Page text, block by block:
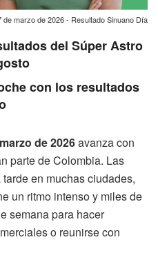
de marzo de 2026 - Resultado Sinuano Día
del Súper Astro
con los resultados
de 2026avanza con
parte de Colombia. Las
en muchas ciudades,
un ritmo intenso y miles de
semana para hacer
o reunirse con